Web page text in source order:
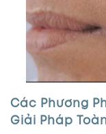
Các Phương
Giải Pháp